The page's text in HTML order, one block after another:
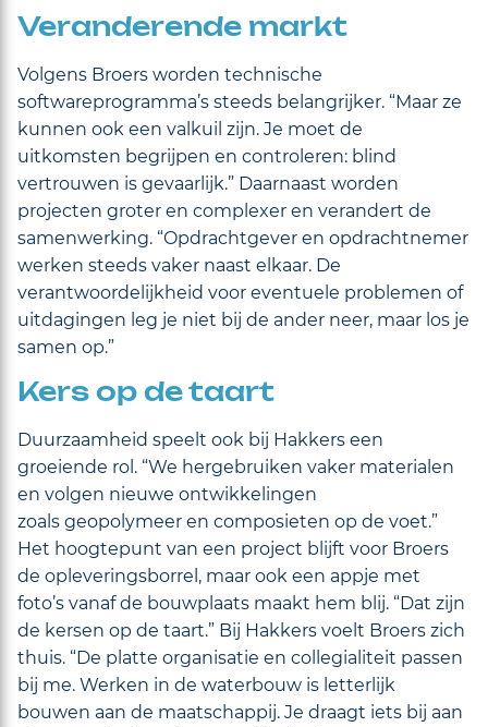
Veranderende markt
Volgens Broers worden technische
softwareprogramma’s steeds belangrijker. “Maar ze
kunnen ook een valkuil zijn. Je moet de
uitkomsten begrijpen en controleren: blind
vertrouwen is gevaarlijk.” Daarnaast worden
projecten groter en complexer en verandert de
samenwerking. “Opdrachtgever en opdrachtnemer
werken steeds vaker naast elkaar. De
verantwoordelijkheid voor eventuele problemen of
uitdagingen leg je niet bij de ander neer, maar los je
samen op.”
Kers op de taart
Duurzaamheid speelt ook bij Hakkers een
groeiende rol. “We hergebruiken vaker materialen
en volgen nieuwe ontwikkelingen
zoals geopolymeer en composieten op de voet.”
Het hoogtepunt van een project blijft voor Broers
de opleveringsborrel, maar ook een appje met
foto’s vanaf de bouwplaats maakt hem blij. “Dat zijn
de kersen op de taart.” Bij Hakkers voelt Broers zich
thuis. “De platte organisatie en collegialiteit passen
bij me. Werken in de waterbouw is letterlijk
bouwen aan de maatschappij. Je draagt iets bij aan